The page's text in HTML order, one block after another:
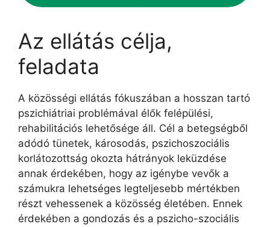
Az ellátás célja,
feladata
A közösségi ellátás fókuszában a hosszan tartó
pszichiátriai problémával élők felépülési,
rehabilitációs lehetősége áll. Cél a betegségből
adódó tünetek, károsodás, pszichoszociális
korlátozottság okozta hátrányok leküzdése
annak érdekében, hogy az igénybe vevők a
számukra lehetséges legteljesebb mértékben
részt vehessenek a közösség életében. Ennek
érdekében a gondozás és a pszicho-szociális